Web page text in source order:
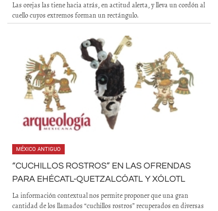
Las orejas las tiene hacia atrás, en actitud alerta, y lleva un cordón al
cuello cuyos extremos forman un rectángulo.
MÉXICO ANTIGUO
“CUCHILLOS ROSTROS” EN LAS OFRENDAS
PARA EHÉCATL-QUETZALCÓATL Y XÓLOTL
La información contextual nos permite proponer que una gran
cantidad de los llamados “cuchillos rostros” recuperados en diversas